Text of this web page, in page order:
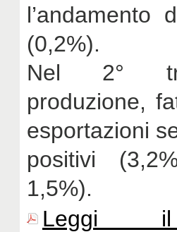
l’andamento
(0,2%).
Nel 2°
produzione,
esportazioni
positivi
1,5%).
Leggi il